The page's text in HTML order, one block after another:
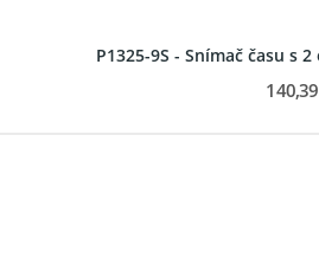
P1325-9S - Snímač času s